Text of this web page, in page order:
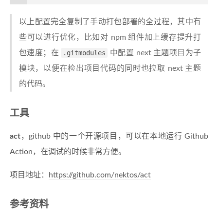
以上配置完全复制了手动打包部署的全过程，其中有
些可以进行优化，比如对 npm 组件加上缓存提升打
包速度；在
.gitmodules
中配置 next 主题项目为子
模块，以便在检出项目代码的同时也拉取 next 主题
的代码。
工具
act，github 中的一个开源项目，可以在本地运行 Github
Action，在调试的时候非常方便。
项目地址： https://github.com/nektos/act
参考资料